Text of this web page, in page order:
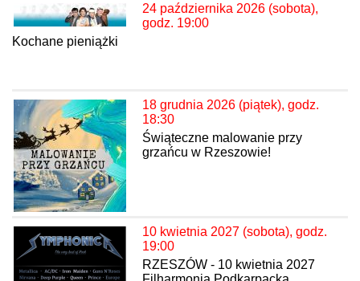
24 października 2026 (sobota),
godz. 19:00
Kochane pieniążki
18 grudnia 2026 (piątek), godz.
18:30
Świąteczne malowanie przy
grzańcu w Rzeszowie!
10 kwietnia 2027 (sobota), godz.
19:00
RZESZÓW - 10 kwietnia 2027